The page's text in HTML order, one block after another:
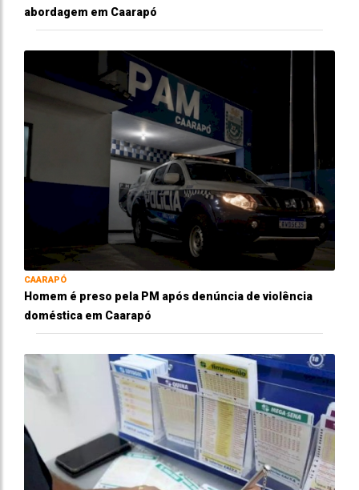
abordagem em Caarapó
CAARAPÓ
Homem é preso pela PM após denúncia de violência
doméstica em Caarapó